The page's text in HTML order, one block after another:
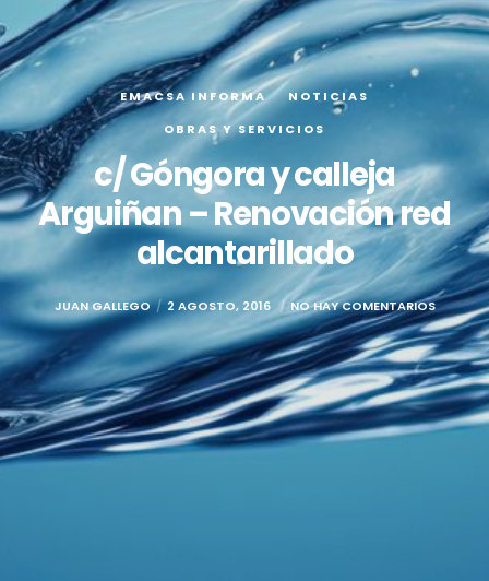
EMACSA INFORMA
NOTICIAS
OBRAS Y SERVICIOS
c/ Góngora y calleja
Arguiñan – Renovación red
alcantarillado
JUAN GALLEGO 2 AGOSTO, 2016 NO HAY COMENTARIOS